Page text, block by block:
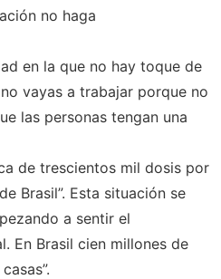
no haga
en la que no hay toque de
vayas a trabajar porque no
las personas tengan una
de trescientos mil dosis por
Brasil”. Esta situación se
a sentir el
En Brasil cien millones de